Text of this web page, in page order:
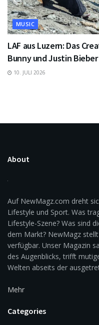
MUSIC
LAF aus Luzern: Das
Bunny und Justin Bieber
10. JULI 2026
About
Auf NewMagz.com dreht
Lifestyle und Sport. Was
Lifestyle-Szene? Was sind
dem Markt? NewMagz
verfügbar. Unser Magazin
des Augenblicks, trifft
Welten abseits der
Mehr
Categories